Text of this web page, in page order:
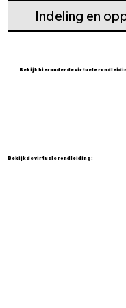
Bekijk hieronder de virtuele
Bekijk de virtuele rondleiding:
Indeling en